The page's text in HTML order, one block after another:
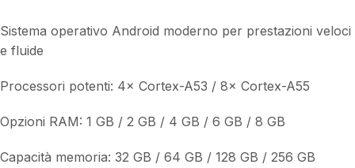
Caratteristiche principali
Sistema & Prestazioni
Sistema operativo Android moderno per prestazioni veloci